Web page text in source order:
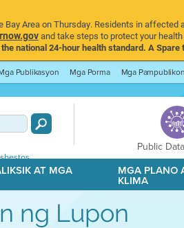
Area on Thursday. Residents in affected
and take steps to protect your
national 24-hour health standard. A
Publikasyon Mga Porma Mga
Public
AT MGA MGA PLANO
KLIMA
ng Lupon